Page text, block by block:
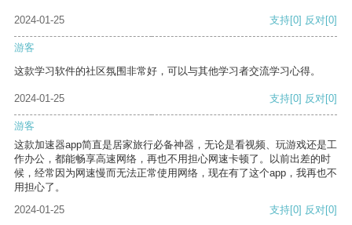
2024-01-25 支持[0] 反对[0]
游客
这款学习软件的社区氛围非常好，可以与其他学习者交流学习心得。
2024-01-25 支持[0] 反对[0]
游客
这款加速器app简直是居家旅行必备神器，无论是看视频、玩游戏还是工
作办公，都能畅享高速网络，再也不用担心网速卡顿了。以前出差的时
候，经常因为网速慢而无法正常使用网络，现在有了这个app，我再也不
用担心了。
2024-01-25
支持[0] 反对[0]